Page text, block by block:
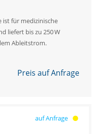
ist für medizinische
liefert bis zu 250 W
Ableitstrom.
Preis auf Anfrage
auf Anfrage